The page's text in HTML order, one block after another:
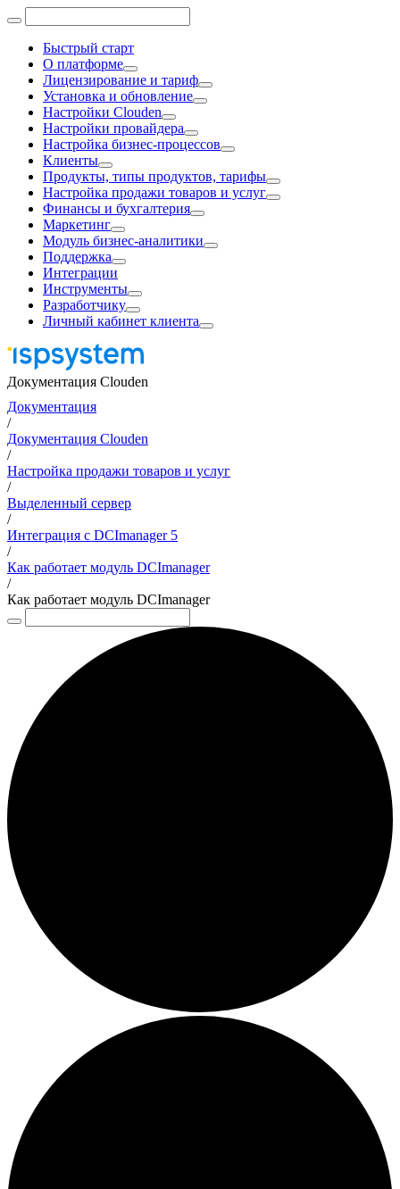
Быстрый старт
О платформе
Лицензирование и тариф
Установка и обновление
Настройки Clouden
Настройки провайдера
Настройка бизнес-процессов
Клиенты
Продукты, типы продуктов, тарифы
Настройка продажи товаров и услуг
Финансы и бухгалтерия
Маркетинг
Модуль бизнес-аналитики
Поддержка
Интеграции
Инструменты
Разработчику
Личный кабинет клиента
Документация Clouden
Документация
/
Документация Clouden
/
Настройка продажи товаров и услуг
/
Выделенный сервер
/
Интеграция с DCImanager 5
/
Как работает модуль DCImanager
/
Как работает модуль DCImanager